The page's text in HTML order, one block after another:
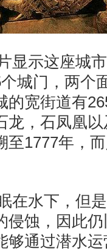
显示这座城
城门，两个
的宽街道有
龙，石凤凰
至1777年，
在水下，但
侵蚀，因此
通过潜水